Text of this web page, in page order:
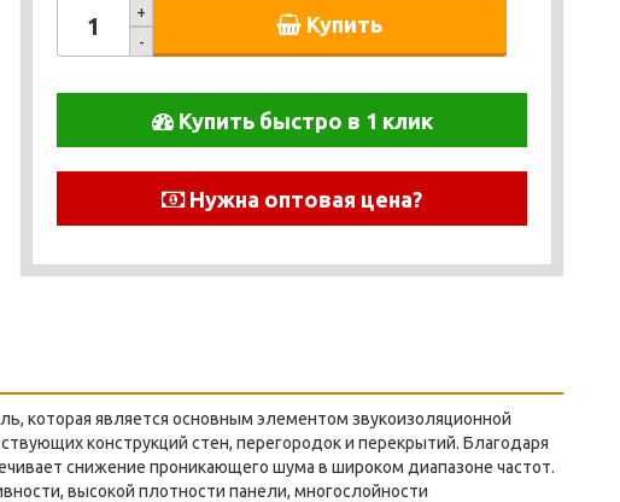
+
-
Купить
Купить быстро в 1 клик
Нужна оптовая цена?
которая является основным элементом звукоизоляционной
конструкций стен, перегородок и перекрытий. Благодаря
снижение проникающего шума в широком диапазоне частот.
высокой плотности панели, многослойности